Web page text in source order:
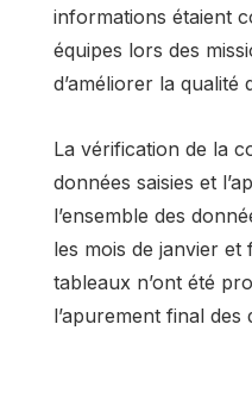
informations étaient
équipes lors des
d’améliorer la qualité
La vérification de la
données saisies et
l’ensemble des
les mois de janvier et
tableaux n’ont été
l’apurement final des